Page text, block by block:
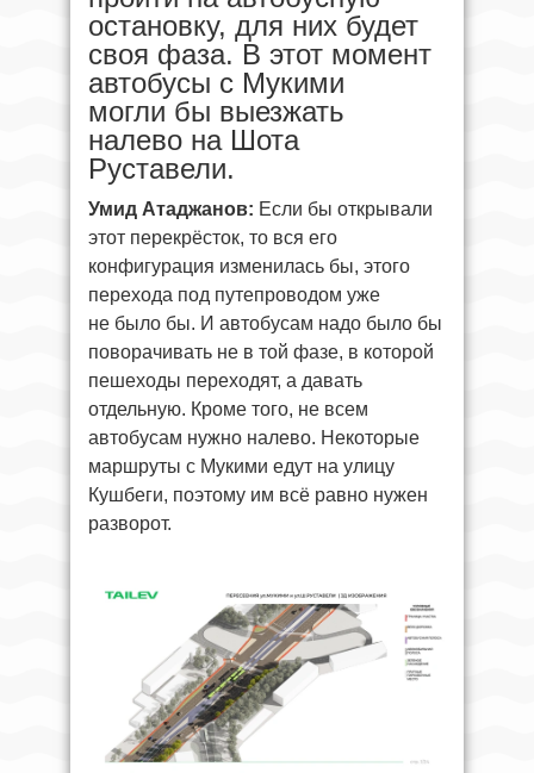
остановку, для них будет
своя фаза. В этот момент
автобусы с Мукими
могли бы выезжать
налево на Шота
Руставели.
Умид Атаджанов: Если бы открывали
этот перекрёсток, то вся его
конфигурация изменилась бы, этого
перехода под путепроводом уже
не было бы. И автобусам надо было бы
поворачивать не в той фазе, в которой
пешеходы переходят, а давать
отдельную. Кроме того, не всем
автобусам нужно налево. Некоторые
маршруты с Мукими едут на улицу
Кушбеги, поэтому им всё равно нужен
разворот.